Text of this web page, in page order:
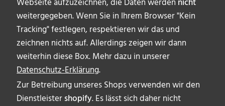
Webseite aufzuzeichnen, die Daten werden nicht
weitergegeben. Wenn Sie in Ihrem Browser "Kein
Tracking" festlegen, respektieren wir das und
zeichnen nichts auf. Allerdings zeigen wir dann
weiterhin diese Box. Mehr dazu in unserer
Datenschutz-Erklärung.
Zur Betreibung unseres Shops verwenden wir den
Dienstleistershopify. Es lässt sich daher nicht